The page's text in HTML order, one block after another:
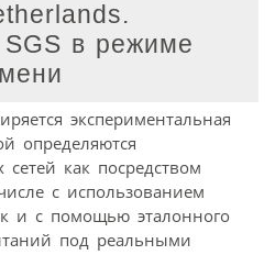
в режиме
экспериментальная
определяются
как посредством
с использованием
и с помощью эталонного
под реальными